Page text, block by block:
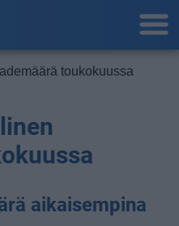
toukokuussa
aikaisempina